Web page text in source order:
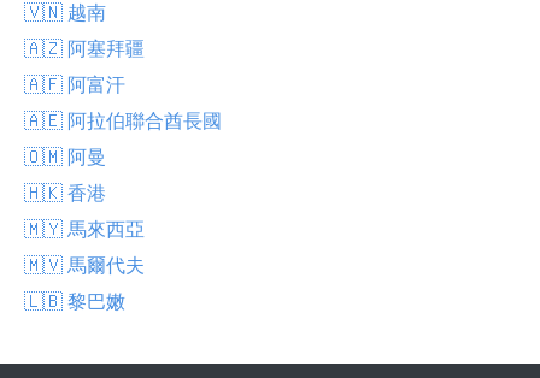
🇻🇳 越南
🇦🇿 阿塞拜疆
🇦🇫 阿富汗
🇦🇪 阿拉伯聯合酋長國
🇴🇲 阿曼
🇭🇰 香港
🇲🇾 馬來西亞
🇲🇻 馬爾代夫
🇱🇧 黎巴嫩